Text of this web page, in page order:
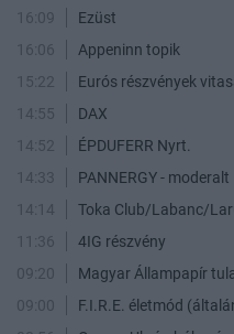
16:09
Ezüst
16:06
Appeninn topik
15:22
Eurós részvények
14:55
DAX
14:52
ÉPDUFERR Nyrt.
14:33
PANNERGY - moderalt
14:14
11:36
4IG részvény
09:20
Magyar Állampapír
09:00
F.I.R.E. életmód